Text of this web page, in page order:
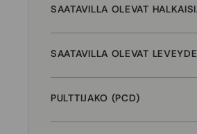
SAATAVILLA OLEVAT
SAATAVILLA OLEVAT
PULTTIJAKO (PCD)